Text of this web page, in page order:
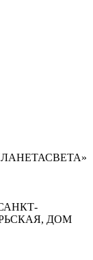
ДОМ